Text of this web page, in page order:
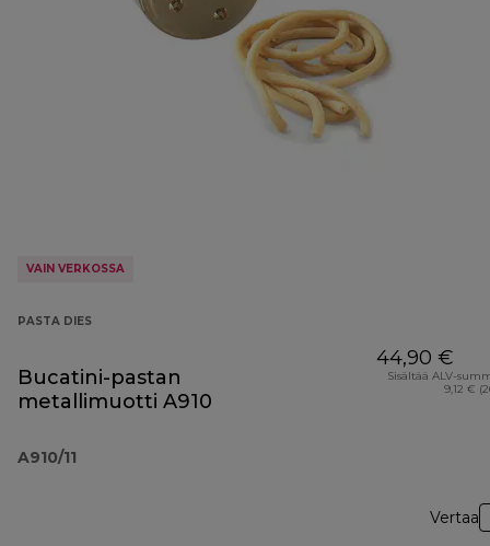
VAIN VERKOSSA
PASTA DIES
Bucatini-pastan
metallimuotti A910
A910/11
44,90 €
Sisältää ALV-
9,12 €
Vertaa